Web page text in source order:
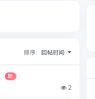
排序： 回帖时间
新
2